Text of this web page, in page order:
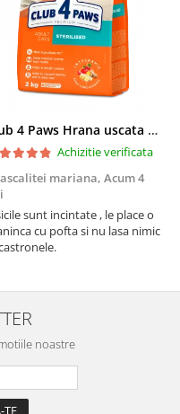
Club 4 Paws Hrana uscata pisici sterilizate, 2kg
Achizitie verificata
mariana, Acum 4
sunt incintate , le place o
cu pofta si nu lasa nimic
noastre